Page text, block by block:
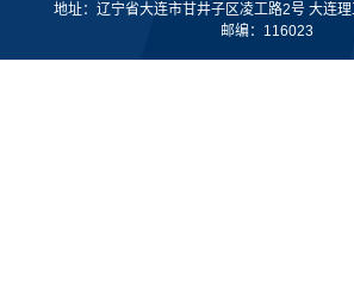
地址：辽宁省大连市甘井子区凌工路2号 大连
邮编：116023